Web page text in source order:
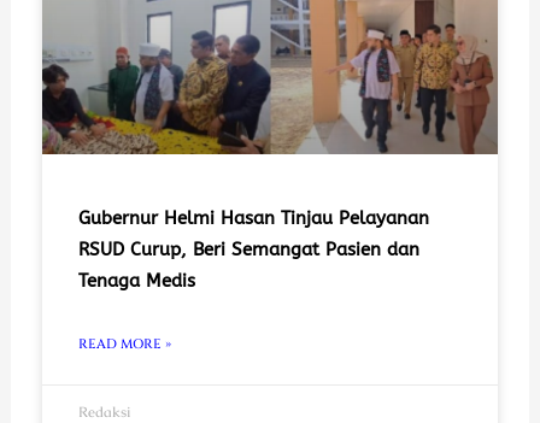
Gubernur Helmi Hasan Tinjau Pelayanan
RSUD Curup, Beri Semangat Pasien dan
Tenaga Medis
READ MORE »
Redaksi